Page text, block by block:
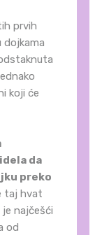
prvih
dojkama
koji će
da
preko
taj hvat
je najčešći
od